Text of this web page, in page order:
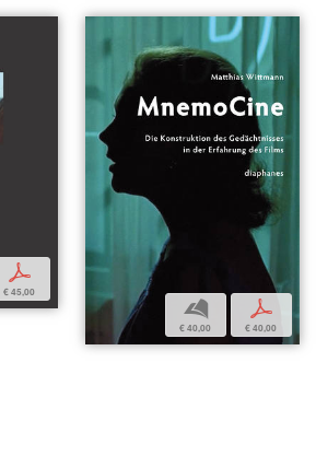
p
€ 45,00
b
€ 40,00
p
€ 40,00